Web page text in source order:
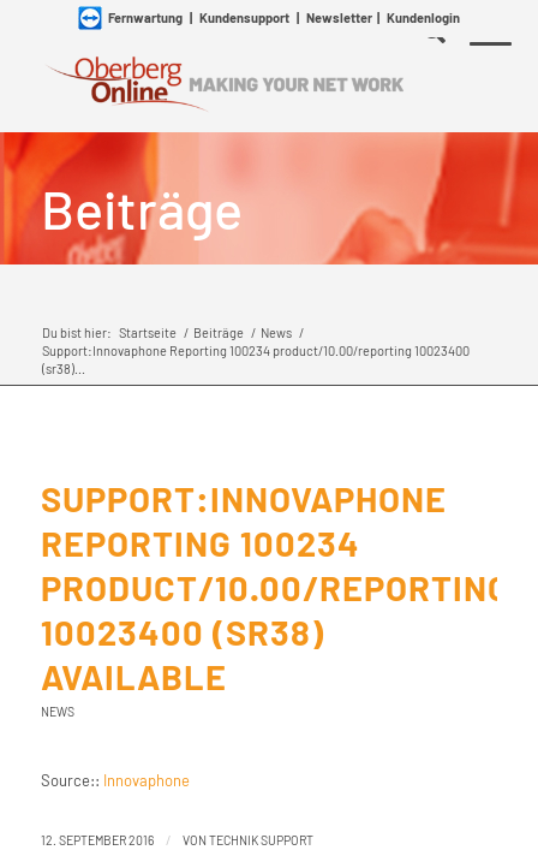
Fernwartung| Kundensupport| Newsletter| Kundenlogin
Beiträge
Du bist hier: Startseite / Beiträge / News /
Support:Innovaphone Reporting 100234 product/10.00/reporting 10023400
(sr38)...
SUPPORT:INNOVAPHONE
REPORTING 100234
PRODUCT/10.00/REPORTING
10023400 (SR38)
AVAILABLE
NEWS
Source:: Innovaphone
12. SEPTEMBER 2016 / VON TECHNIK SUPPORT